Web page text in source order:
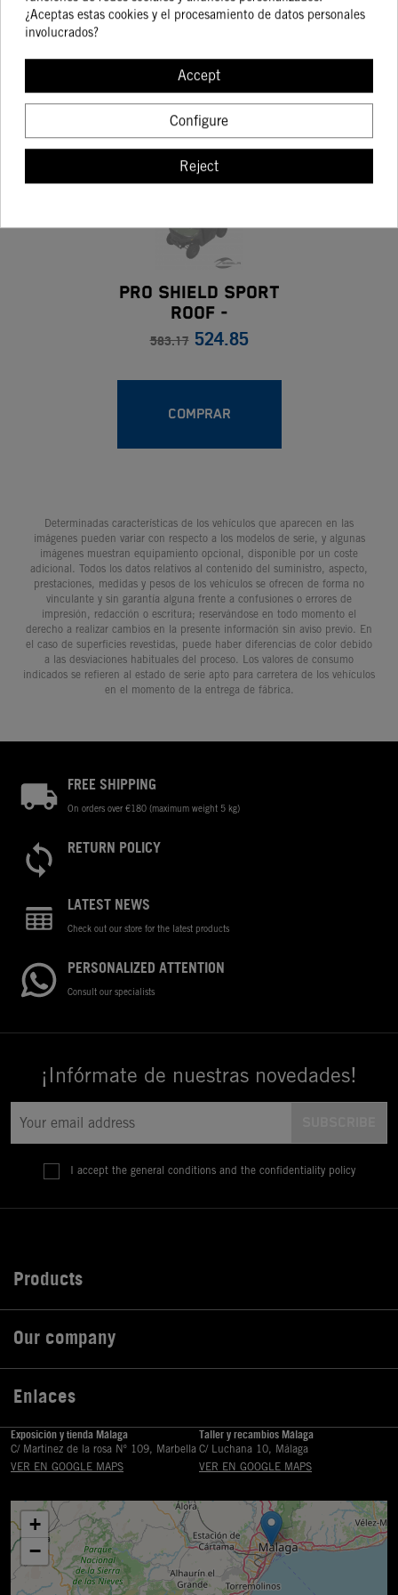
bought this
product also
bought:
Pro Shield Sport
Roof -
Polyethylene
583.17 524.85
COMPRAR
Determinadas características de los vehículos que aparecen en las
imágenes pueden variar con respecto a los modelos de serie, y algunas
imágenes muestran equipamiento opcional, disponible por un coste
adicional. Todos los datos relativos al contenido del suministro, aspecto,
prestaciones, medidas y pesos de los vehículos se ofrecen de forma no
vinculante y sin garantía alguna frente a confusiones o errores de
impresión, redacción o escritura; reservándose en todo momento el
derecho a realizar cambios en la presente información sin aviso previo. En
el caso de superficies revestidas, puede haber diferencias de color debido
a las desviaciones habituales del proceso. Los valores de consumo
indicados se refieren al estado de serie apto para carretera de los vehículos
en el momento de la entrega de fábrica.
FREE SHIPPING
On orders over €180 (maximum weight 5 kg)
RETURN POLICY
LATEST NEWS
Check out our store for the latest products
PERSONALIZED ATTENTION
Consult our specialists
¡Infórmate de nuestras novedades!
I accept the general conditions and the confidentiality policy
Products
Our company
Enlaces
Exposición y tienda Málaga
C/ Martinez de la rosa Nº 109, Marbella
VER EN GOOGLE MAPS
Taller y recambios Málaga
C/ Luchana 10, Málaga
VER EN GOOGLE MAPS
+
−
¿Aceptas estas cookies y el procesamiento de datos personales
involucrados?
Accept
Configure
Reject